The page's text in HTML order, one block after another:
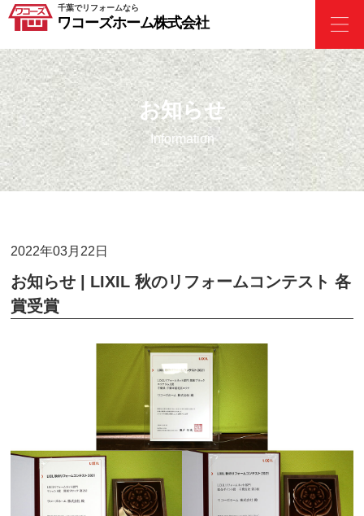
千葉でリフォームなら
ワコーズホーム株式会社
お知らせ
Information
2022年03月22日
お知らせ | LIXIL 秋のリフォームコンテスト 各
賞受賞